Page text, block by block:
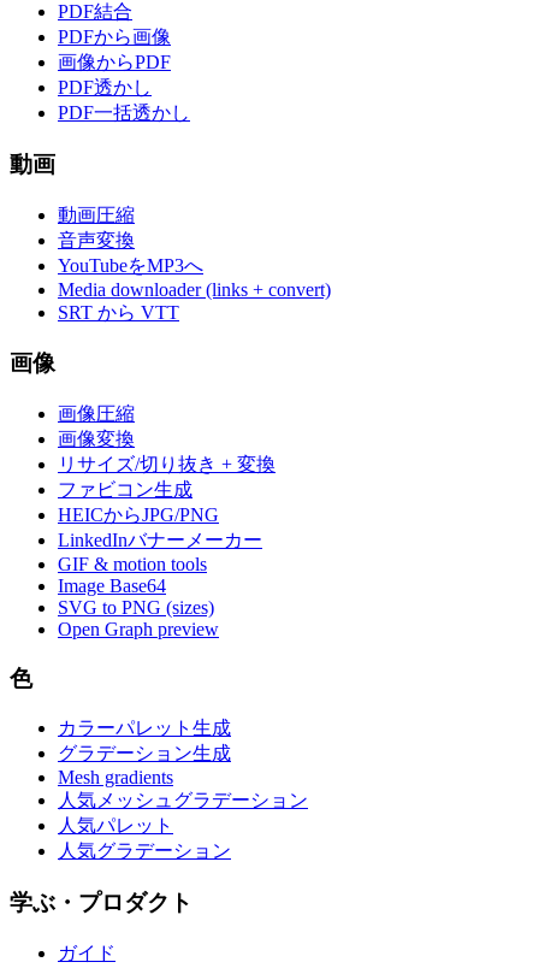
PDF結合
PDFから画像
画像からPDF
PDF透かし
PDF一括透かし
動画
動画圧縮
音声変換
YouTubeをMP3へ
Media downloader (links + convert)
SRT から VTT
画像
画像圧縮
画像変換
リサイズ/切り抜き + 変換
ファビコン生成
HEICからJPG/PNG
LinkedInバナーメーカー
GIF & motion tools
Image Base64
SVG to PNG (sizes)
Open Graph preview
色
カラーパレット生成
グラデーション生成
Mesh gradients
人気メッシュグラデーション
人気パレット
人気グラデーション
学ぶ・プロダクト
ガイド